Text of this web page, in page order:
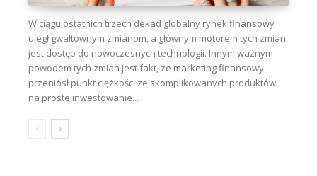
W ciągu ostatnich trzech dekad globalny rynek finansowy
uległ gwałtownym zmianom, a głównym motorem tych zmian
jest dostęp do nowoczesnych technologii. Innym ważnym
powodem tych zmian jest fakt, że marketing finansowy
przeniósł punkt ciężkości ze skomplikowanych produktów
na proste inwestowanie...